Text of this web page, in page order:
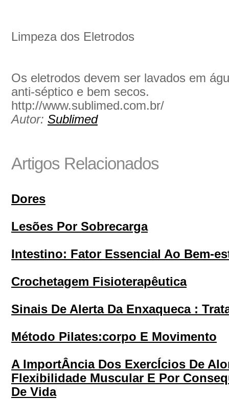
Limpeza dos Eletrodos
Os eletrodos devem ser lavados em
anti-séptico e bem secos.
http://www.sublimed.com.br/
Autor: Sublimed
Artigos Relacionados
Dores
Lesões Por Sobrecarga
Intestino: Fator Essencial Ao Bem-
Crochetagem Fisioterapêutica
Sinais De Alerta Da Enxaqueca :
Método Pilates:corpo E Movimento
A ImportÂncia Dos ExercÍcios De
Flexibilidade Muscular E Por
De Vida